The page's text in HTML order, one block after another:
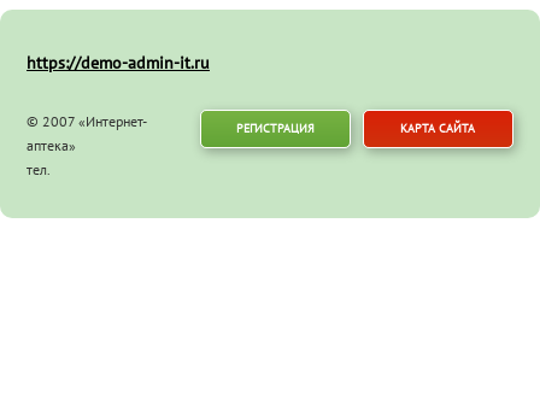
https://demo-admin-it.ru
© 2007 «Интернет-
аптека»
тел.
РЕГИСТРАЦИЯ КАРТА САЙТА